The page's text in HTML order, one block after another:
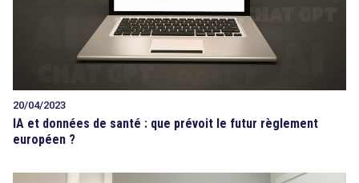
20/04/2023
IA et données de santé : que prévoit le futur règlement
européen ?